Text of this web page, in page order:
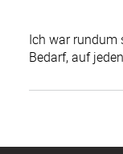
Ich war rundum
Bedarf, auf